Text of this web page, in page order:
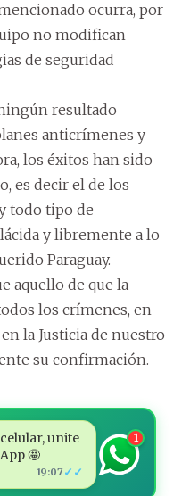
ocurra, por
no modifican
de seguridad
resultado
anticrímenes y
los éxitos han sido
es decir el de los
todo tipo de
y libremente a lo
Paraguay.
aquello de que la
los crímenes, en
la Justicia de nuestro
su confirmación.
unite
🤩
19:07 ✓✓
1